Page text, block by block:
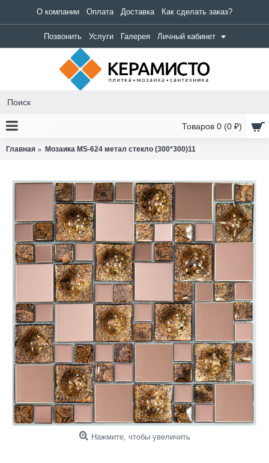
О компании Оплата Доставка Как сделать заказ?
Позвонить Услуги Галерея Личный кабинет
Товаров 0 (0 ₽)
Главная Мозаика MS-624 метал стекло (300*300)11
Нажмите, чтобы увеличить